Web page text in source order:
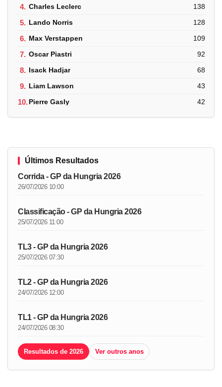
4. Charles Leclerc 138
5. Lando Norris 128
6. Max Verstappen 109
7. Oscar Piastri 92
8. Isack Hadjar 68
9. Liam Lawson 43
10.Pierre Gasly 42
Últimos Resultados
Corrida - GP da Hungria 2026
26/07/2026 10:00
Classificação - GP da Hungria 2026
25/07/2026 11:00
TL3 - GP da Hungria 2026
25/07/2026 07:30
TL2 - GP da Hungria 2026
24/07/2026 12:00
TL1 - GP da Hungria 2026
24/07/2026 08:30
Resultados de 2026 Ver outros anos